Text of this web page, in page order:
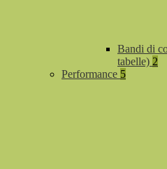
Bandi di
tabelle) 2
Performance 5